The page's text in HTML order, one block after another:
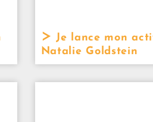
Je lance mon
Natalie Goldstein